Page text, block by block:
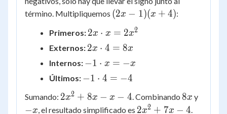
término. Multipliquemos (2x
1)
(x
(2x − 1)(x + 4):
Primeros: 2x
\cdot
2x^2
2x ⋅ x = 2x2
Externos: 2x
\cdot
8x
2x ⋅ 4 = 8x
Internos: -1
\cdot
x
−1 ⋅ x = −x
Últimos: -1
4 =
−1 ⋅ 4 = −4
Sumando: 2x^2
+ 8x
2x2 + 8x − x − 4. Combinando 8x
8x y-
−x, el resultado simplificado es 2x^2
2x2 + 7x − 4.